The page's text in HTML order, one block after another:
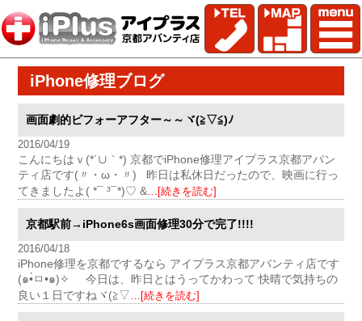
iPhone修理ブログ
画面劇的ビフォーアフター～～ヾ(≧▽≦)ﾉ
2016/04/19
こんにちはｖ(*´∪｀*) 京都でiPhone修理アイプラス京都アバン
ティ店です(〃・ω・〃) 昨日は私休日だったので、映画に行っ
てきましたよ( *¯ ³¯*)♡ &…[続きを読む]
京都駅前→iPhone6s画面修理30分で完了!!!!
2016/04/18
iPhone修理を京都でするなら アイプラス京都アバンティ店です
(๑•̀ㅁ•๑)✧ 今日は、昨日とはうってかわって 快晴で気持ちの
良い１日ですねヾ(≧▽…[続きを読む]